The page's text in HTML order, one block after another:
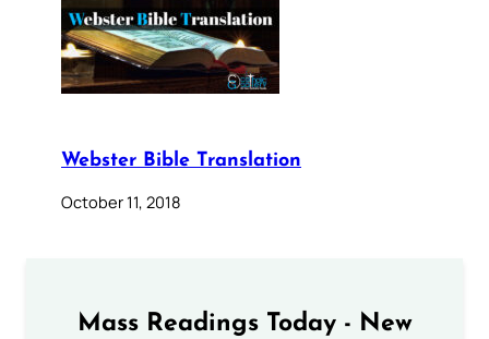
Webster Bible Translation
October 11, 2018
Mass Readings Today - New